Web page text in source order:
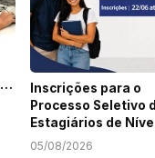
Inscrições para o
Processo Seletivo
Estagiários de Nível
Superior do MPSE
05/08/2026